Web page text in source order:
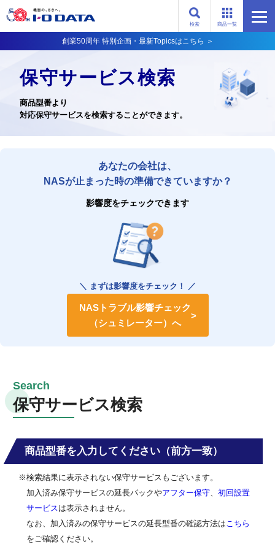
商品一覧
検索
創業50周年 特別企画・最新Topicsはこちら ＞
保守サービス検索
商品型番より
対応保守サービスを検索することができます。
あなたの会社は、
NASが止まった時の準備できていますか？
影響度をチェックできます
＼ まずは影響度をチェック！ ／
NASトラブル影響チェック
（シュミレーター）へ
保守サービス検索
商品型番を入力してください（前方一致）
※検索結果に表示されない保守サービスもございます。
加入済み保守サービスの延長パックやアフター保守
初回設置
サービス は表示されません。
なお、加入済みの保守サービスの延長型番の確認方法は こちら
をご確認ください。